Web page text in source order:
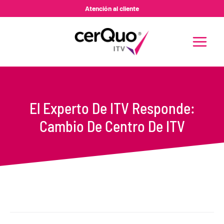
Atención al cliente
MENU
El Experto De ITV Responde:
Cambio De Centro De ITV